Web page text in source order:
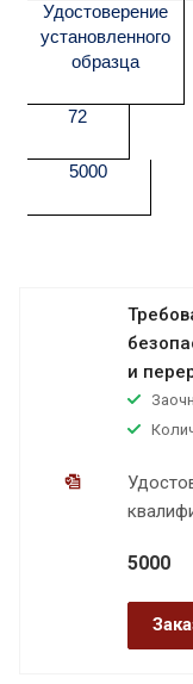
Удостоверение
установленного
образца
72
5000
и
5000